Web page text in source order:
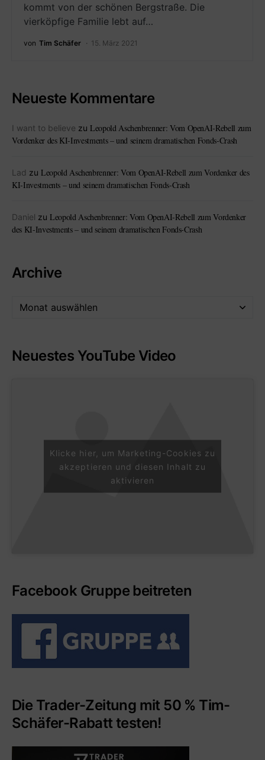
kommt von der schönen Bergstraße. Die
vierköpfige Familie lebt auf…
von Tim Schäfer 15. März 2021
Neueste Kommentare
I want to believe zu Leopold Aschenbrenner: Vom OpenAI-Rebell zum
Vordenker des KI-Investments – und seinem dramatischen Fonds-Crash
Lad zu Leopold Aschenbrenner: Vom OpenAI-Rebell zum Vordenker des
KI-Investments – und seinem dramatischen Fonds-Crash
Daniel zu Leopold Aschenbrenner: Vom OpenAI-Rebell zum Vordenker
des KI-Investments – und seinem dramatischen Fonds-Crash
Archive
Neuestes YouTube Video
Klicke hier, um Marketing-Cookies zu
akzeptieren und diesen Inhalt zu
aktivieren
Facebook Gruppe beitreten
Die Trader-Zeitung mit 50 % Tim-
Schäfer-Rabatt testen!